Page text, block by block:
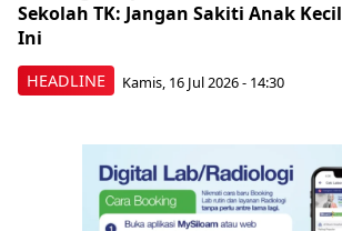
HEADLINE
Sekolah TK: Jangan Sakiti Anak Kecil
Ini
Kamis, 16 Jul 2026 - 14:30